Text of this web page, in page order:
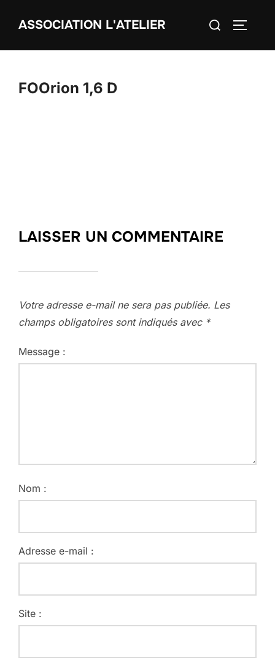
ASSOCIATION L'ATELIER Rechercher :
FOOrion 1,6 D
LAISSER UN COMMENTAIRE
Votre adresse e-mail ne sera pas publiée. Les
champs obligatoires sont indiqués avec *
Message :
Nom :
Adresse e-mail :
Site :